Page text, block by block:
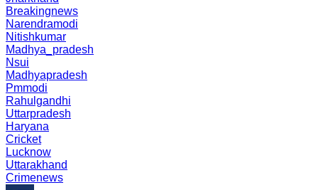
Breakingnews
Narendramodi
Nitishkumar
Madhya_pradesh
Nsui
Madhyapradesh
Pmmodi
Rahulgandhi
Uttarpradesh
Haryana
Cricket
Lucknow
Uttarakhand
Crimenews